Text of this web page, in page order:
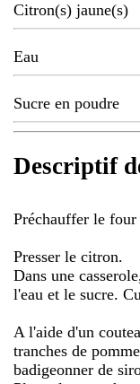
Citron(s) jaune(s)
Eau
Sucre en poudre
Descriptif
Préchauffer le
Presser le citron.
Dans une
l'eau et le sucre.
A l'aide d'un
tranches de
badigeonner de